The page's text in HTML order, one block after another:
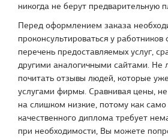
никогда не берут предварительную
Перед оформлением заказа
проконсультироваться у
перечень предоставляемых услуг,
другими аналогичными сайтами. Не
почитать отзывы людей, которые
услугами фирмы. Сравнивая цены, не
на слишком низкие, потому как само
качественного диплома требует
при необходимости, Вы можете